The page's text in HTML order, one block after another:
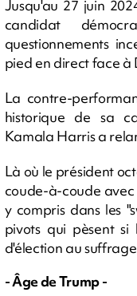
Jusqu'au 27 juin
candidat
questionnements
pied en direct face à
La contre-
historique de sa
Kamala Harris a
Là où le président
coude-à-coude
y compris dans les
pivots qui pèsent si
d'élection au
- Âge de Trump -